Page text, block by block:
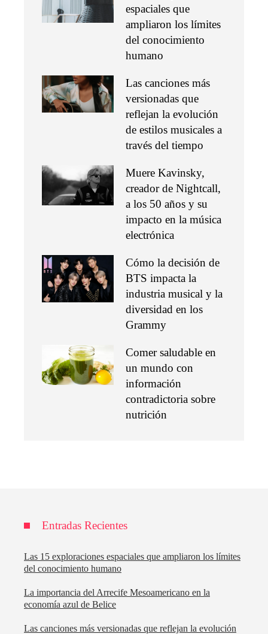
espaciales que
ampliaron los límites
del conocimiento
humano
Las canciones más
versionadas que
reflejan la evolución
de estilos musicales a
través del tiempo
Muere Kavinsky,
creador de Nightcall,
a los 50 años y su
impacto en la música
electrónica
Cómo la decisión de
BTS impacta la
industria musical y la
diversidad en los
Grammy
Comer saludable en
un mundo con
información
contradictoria sobre
nutrición
Entradas Recientes
Las 15 exploraciones espaciales que ampliaron los límites
del conocimiento humano
La importancia del Arrecife Mesoamericano en la
economía azul de Belice
Las canciones más versionadas que reflejan la evolución